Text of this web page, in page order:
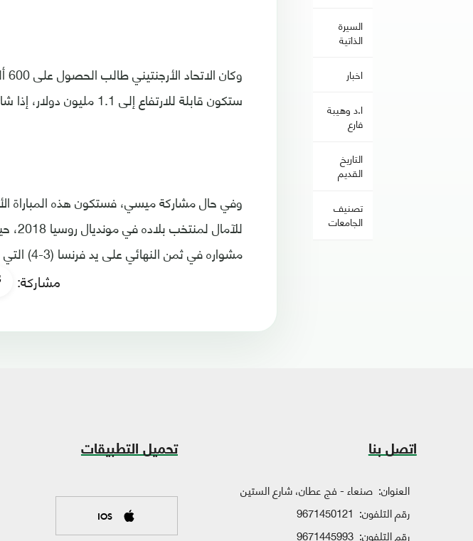
السيرة
الذاتية
اخبار
ا.د وهيبة
فارع
التاريخ
القديم
تصنيف
الجامعات
ستكون قابلة للارتفاع إلى 1.1 مليون دولار، إذا شارك ميسي في اللقاء.
وفي حال مشاركة ميسي، فستكون هذه المباراة
مشواره في ثمن النهائي على يد فرنسا (3-4) التي توجت لاحقا بلقب المونديال الروسي.
مشاركة:
اتصل بنا
العنوان: صنعاء - فج عطان، شارع الستين
رقم التلفون: 9671450121
رقم التلفون: 9671445993
تحميل التطبيقات
IOS